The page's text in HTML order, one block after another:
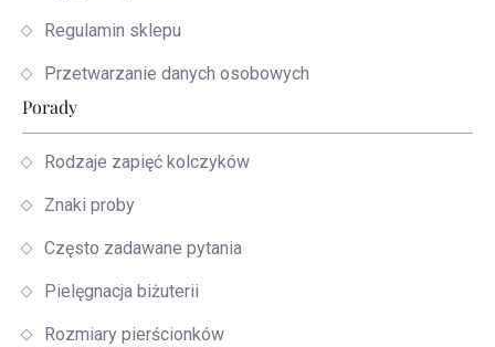
Regulamin sklepu
Przetwarzanie danych osobowych
Porady
Rodzaje zapięć kolczyków
Znaki proby
Często zadawane pytania
Pielęgnacja biżuterii
Rozmiary pierścionków